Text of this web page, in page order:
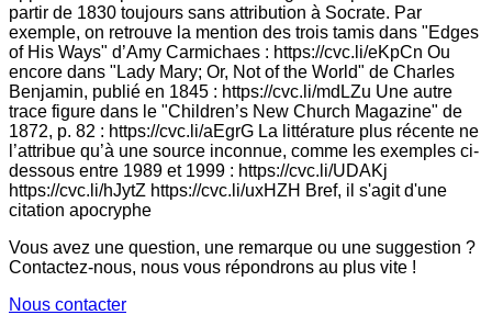
partir de 1830 toujours sans attribution à Socrate. Par
exemple, on retrouve la mention des trois tamis dans "Edges
of His Ways" d’Amy Carmichaes : https://cvc.li/eKpCn Ou
encore dans "Lady Mary; Or, Not of the World" de Charles
Benjamin, publié en 1845 : https://cvc.li/mdLZu Une autre
trace figure dans le "Children’s New Church Magazine" de
1872, p. 82 : https://cvc.li/aEgrG La littérature plus récente ne
l’attribue qu’à une source inconnue, comme les exemples ci-
dessous entre 1989 et 1999 : https://cvc.li/UDAKj
https://cvc.li/hJytZ https://cvc.li/uxHZH Bref, il s'agit d'une
citation apocryphe
Vous avez une question, une remarque ou une suggestion ?
Contactez-nous, nous vous répondrons au plus vite !
Nous contacter